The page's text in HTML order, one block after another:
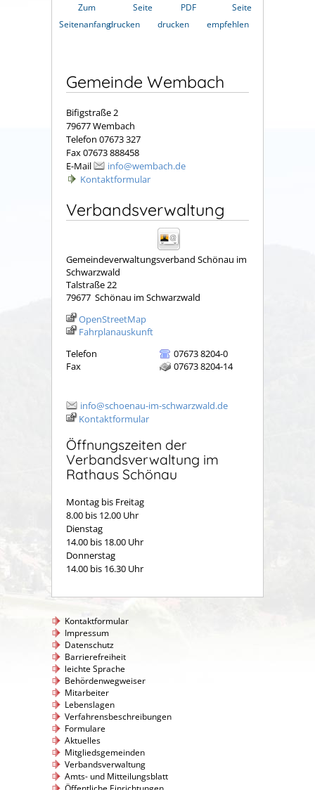
Zum
Seitenanfang
Seite
drucken
PDF
drucken
Seite
empfehlen
Gemeinde Wembach
Bifigstraße 2
79677 Wembach
Telefon 07673 327
Fax 07673 888458
E-Mail
info@wembach.de
Kontaktformular
Verbandsverwaltung
Gemeindeverwaltungsverband Schönau im
Schwarzwald
Talstraße 22
79677 Schönau im Schwarzwald
OpenStreetMap
Fahrplanauskunft
Telefon
07673 8204-0
Fax
07673 8204-14
info@schoenau-im-schwarzwald.de
Kontaktformular
Öffnungszeiten der
Verbandsverwaltung im
Rathaus Schönau
Montag bis Freitag
8.00 bis 12.00 Uhr
Dienstag
14.00 bis 18.00 Uhr
Donnerstag
14.00 bis 16.30 Uhr
Kontaktformular
Impressum
Datenschutz
Barrierefreiheit
leichte Sprache
Behördenwegweiser
Mitarbeiter
Lebenslagen
Verfahrensbeschreibungen
Formulare
Aktuelles
Mitgliedsgemeinden
Verbandsverwaltung
Amts- und Mitteilungsblatt